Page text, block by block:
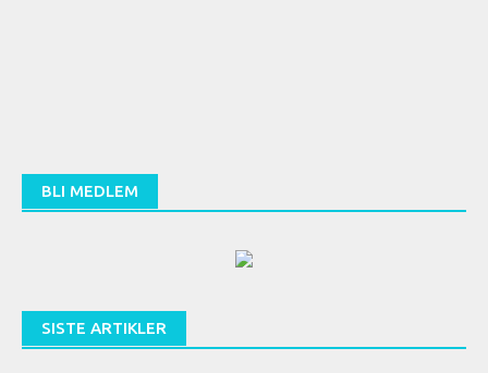
BLI MEDLEM
SISTE ARTIKLER